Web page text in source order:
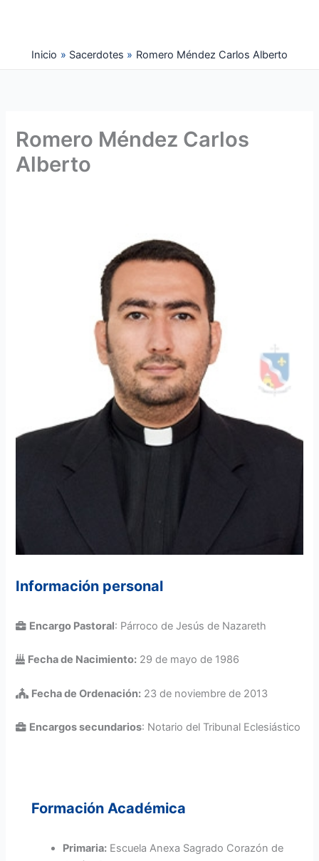
Inicio
Sacerdotes Romero Méndez Carlos Alberto
Romero Méndez Carlos
Alberto
Información personal
Encargo Pastoral: Párroco de Jesús de Nazareth
Fecha de Nacimiento: 29 de mayo de 1986
Fecha de Ordenación: 23 de noviembre de 2013
Encargos secundarios: Notario del Tribunal Eclesiástico
Formación Académica
Primaria: Escuela Anexa Sagrado Corazón de